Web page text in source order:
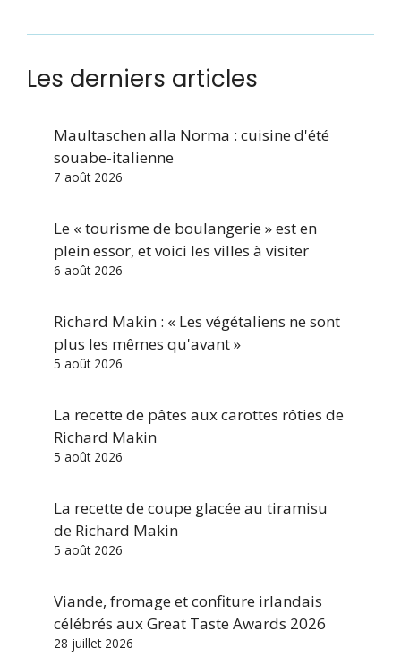
Les derniers articles
Maultaschen alla Norma : cuisine d'été
souabe-italienne
7 août 2026
Le « tourisme de boulangerie » est en
plein essor, et voici les villes à visiter
6 août 2026
Richard Makin : « Les végétaliens ne sont
plus les mêmes qu'avant »
5 août 2026
La recette de pâtes aux carottes rôties de
Richard Makin
5 août 2026
La recette de coupe glacée au tiramisu
de Richard Makin
5 août 2026
Viande, fromage et confiture irlandais
célébrés aux Great Taste Awards 2026
28 juillet 2026